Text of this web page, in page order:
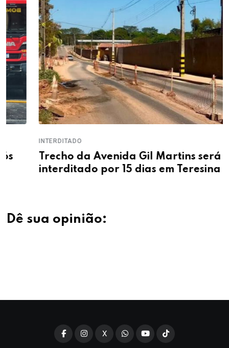
INTERDITADO
Trecho da Avenida Gil Martins será
interditado por 15 dias em Teresina
Dê sua opinião:
X